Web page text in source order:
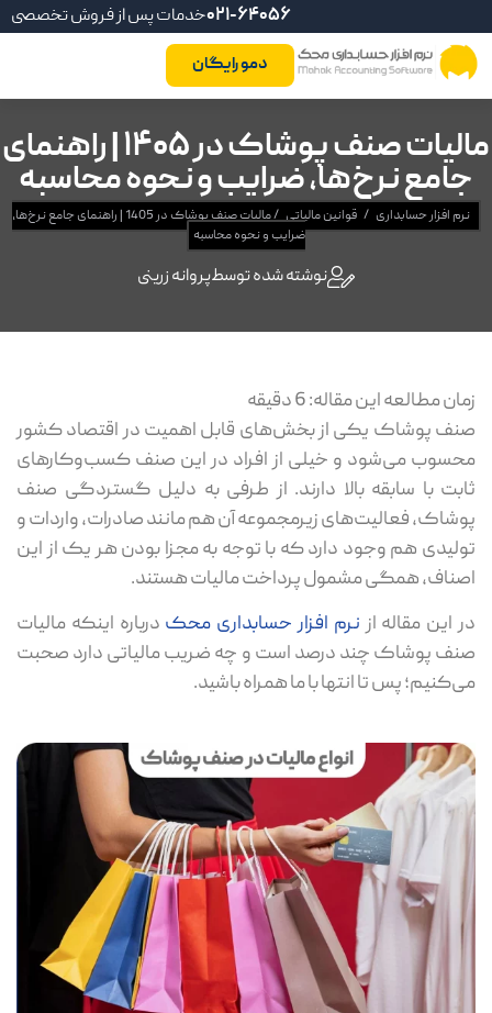
خدمات پس از فروش تخصصی021-64056
دمو رایگان
مالیات صنف پوشاک در 1405 | راهنمای
جامع نرخ‌ها، ضرایب و نحوه محاسبه
نرم افزار حسابداری / قوانین مالیاتی /
مالیات صنف پوشاک در 1405 | راهنمای جامع نرخ‌ها،
ضرایب و نحوه محاسبه
نوشته شده توسطپروانه زرینی
زمان مطالعه این مقاله:6دقیقه
صنف پوشاک یکی از بخش‌های قابل اهمیت در اقتصاد کشور
محسوب می‌شود و خیلی از افراد در این صنف کسب‌وکارهای
ثابت با سابقه بالا دارند. از طرفی به دلیل گستردگی صنف
پوشاک، فعالیت‌های زیرمجموعه آن هم مانند صادرات، واردات و
تولیدی هم وجود دارد که با توجه به مجزا بودن هر یک از این
اصناف، همگی مشمول پرداخت مالیات هستند.
در این مقاله از نرم افزار حسابداری محک درباره اینکه مالیات
صنف پوشاک چند درصد است و چه ضریب مالیاتی دارد صحبت
می‌کنیم؛ پس تا انتها با ما همراه باشید.